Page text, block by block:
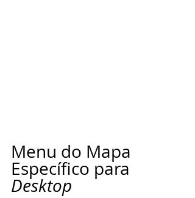
Menu do Mapa
Específico para
Desktop